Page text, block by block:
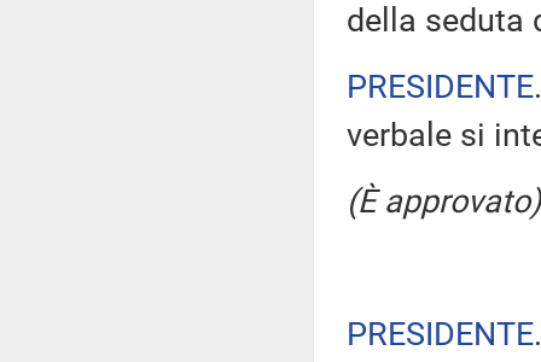
della seduta
PRESIDENTE
verbale si
(È approvato)
PRESIDENTE